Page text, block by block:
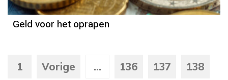
Geld voor het oprapen
1 Vorige ... 136 137 138